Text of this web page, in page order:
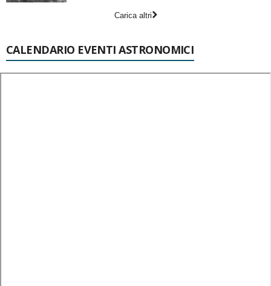
Carica altri
CALENDARIO EVENTI ASTRONOMICI